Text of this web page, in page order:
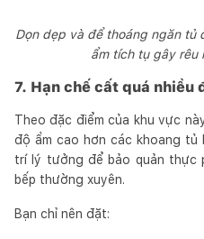
Dọn dẹp và để thoáng ngăn tủ
ẩm tích tụ gây rêu
7. Hạn chế cất quá nhiều
Theo đặc điểm của khu vực
độ ẩm cao hơn các khoang tủ
trí lý tưởng để bảo quản thực
bếp thường xuyên.
Bạn chỉ nên đặt: